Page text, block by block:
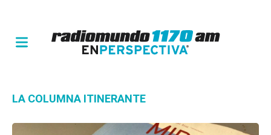
LA COLUMNA ITINERANTE